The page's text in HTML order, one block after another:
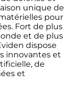
unique de
pour
Fort de plus
et de plus
dispose
innovantes et
de
et